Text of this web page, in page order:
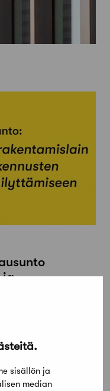
sisällön ja
median
ja